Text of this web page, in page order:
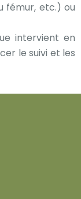
fémur, etc.) ou
intervient en
le suivi et les